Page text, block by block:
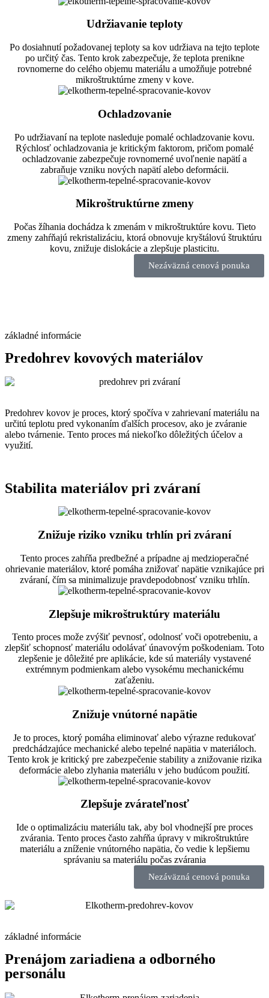
Udržiavanie teploty
Po dosiahnutí požadovanej teploty sa kov udržiava na tejto teplote
po určitý čas. Tento krok zabezpečuje, že teplota prenikne
rovnomerne do celého objemu materiálu a umožňuje potrebné
mikroštruktúrne zmeny v kove.
Ochladzovanie
Po udržiavaní na teplote nasleduje pomalé ochladzovanie kovu.
Rýchlosť ochladzovania je kritickým faktorom, pričom pomalé
ochladzovanie zabezpečuje rovnomerné uvoľnenie napätí a
zabraňuje vzniku nových napätí alebo deformácii.
Mikroštruktúrne zmeny
Počas žíhania dochádza k zmenám v mikroštruktúre kovu. Tieto
zmeny zahŕňajú rekristalizáciu, ktorá obnovuje kryštálovú štruktúru
kovu, znižuje dislokácie a zlepšuje plasticitu.
Nezáväzná cenová ponuka
základné informácie
Predohrev kovových materiálov
Predohrev kovov je proces, ktorý spočíva v zahrievaní materiálu na
určitú teplotu pred vykonaním ďalších procesov, ako je zváranie
alebo tvárnenie. Tento proces má niekoľko dôležitých účelov a
využití.
Stabilita materiálov pri zváraní
Znižuje riziko vzniku trhlín pri zváraní
Tento proces zahŕňa predbežné a prípadne aj medzioperačné
ohrievanie materiálov, ktoré pomáha znižovať napätie vznikajúce pri
zváraní, čím sa minimalizuje pravdepodobnosť vzniku trhlín.
Zlepšuje mikroštruktúry materiálu
Tento proces može zvýšiť pevnosť, odolnosť voči opotrebeniu, a
zlepšiť schopnosť materiálu odolávať únavovým poškodeniam. Toto
zlepšenie je dôležité pre aplikácie, kde sú materiály vystavené
extrémnym podmienkam alebo vysokému mechanickému
zaťaženiu.
Znižuje vnútorné napätie
Je to proces, ktorý pomáha eliminovať alebo výrazne redukovať
predchádzajúce mechanické alebo tepelné napätia v materiáloch.
Tento krok je kritický pre zabezpečenie stability a znižovanie rizika
deformácie alebo zlyhania materiálu v jeho budúcom použití.
Zlepšuje zvárateľnosť
Ide o optimalizáciu materiálu tak, aby bol vhodnejší pre proces
zvárania. Tento proces často zahŕňa úpravy v mikroštruktúre
materiálu a zníženie vnútorného napätia, čo vedie k lepšiemu
správaniu sa materiálu počas zvárania
Nezáväzná cenová ponuka
základné informácie
Prenájom zariadiena a odborného
personálu